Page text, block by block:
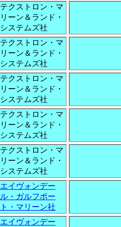
テクストロン・マ
リーン＆ランド・
システムズ社
テクストロン・マ
リーン＆ランド・
システムズ社
テクストロン・マ
リーン＆ランド・
システムズ社
テクストロン・マ
リーン＆ランド・
システムズ社
テクストロン・マ
リーン＆ランド・
システムズ社
エイヴォンデー
ル・ガルフポー
ト・マリーン社
エイヴォンデー